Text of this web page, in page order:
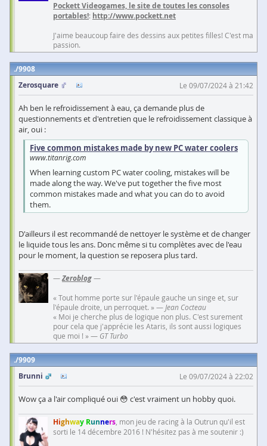
Pockett Videogames, le site de toutes les consoles
portables!: http://www.pockett.net
J'aime beaucoup faire des dessins aux petites filles! C'est ma
passion.
9908
Zerosquare
Le 09/07/2024 à 21:42
Ah ben le refroidissement à eau, ça demande plus de
questionnements et d'entretien que le refroidissement classique à
air, oui :
Five common mistakes made by new PC water coolers
www.titanrig.com
When learning custom PC water cooling, mistakes will be
made along the way. We've put together the five most
common mistakes made and what you can do to avoid
them.
D'ailleurs il est recommandé de nettoyer le système et de changer
le liquide tous les ans. Donc même si tu complètes avec de l'eau
pour le moment, la question se reposera plus tard.
—Zeroblog—
« Tout homme porte sur l'épaule gauche un singe et, sur
l'épaule droite, un perroquet. » — Jean Cocteau
« Moi je cherche plus de logique non plus. C'est surement
pour cela que j'apprécie les Ataris, ils sont aussi logiques
que moi ! » — GT Turbo
9909
Brunni
Le 09/07/2024 à 22:02
Wow ça a l'air compliqué oui 😳 c'est vraiment un hobby quoi.
Highway Runners , mon jeu de racing à la Outrun qu'il est
sorti le 14 décembre 2016 ! N'hésitez pas à me soutenir :)